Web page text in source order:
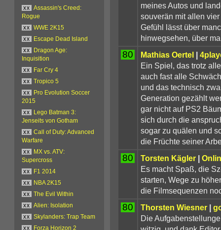
meines Autos und
souverän mit allen
Gefühl lässt über
hinwegsehen, über
80 Mathias Oertel|
Ein Spiel, das trotz
auch fast alle
und das technisch
Generation gezählt
gar nicht auf PS2
sich durch die
sogar zu quälen und
die Früchte seiner
80 Torsten Kägler|
Es macht Spaß, die
starten, Wege zu
die Filmsequenzen
80 Thorsten Wiesner|
Die
xx
Assassin's Creed:
Rogue
xx
WWE 2K15
xx
Escape Dead Island
xx
Dragon Age:
Inquisition
xx
Far Cry 4
xx
Tropico 5
xx
Pro Evolution Soccer
2015
xx
Lego Batman 3:
Jenseits von Gotham
xx
Call of Duty: Advanced
Warfare
xx
MX vs. ATV:
Supercross
xx
F1 2014
xx
NBA 2K15
xx
The Evil Within
xx
Alien: Isolation
xx
Skylanders: Trap Team
xx
Forza Horizon 2